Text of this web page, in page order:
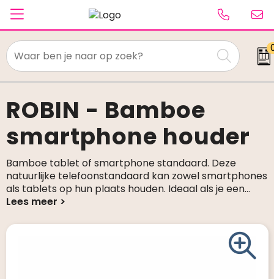
Textiel
Paraplu's
Caps & Beanies
Tassen
Drinkwaren
ROBIN - Bamboe
smartphone houder
Bamboe tablet of smartphone standaard. Deze
natuurlijke telefoonstandaard kan zowel smartphones
als tablets op hun plaats houden. Ideaal als je een...